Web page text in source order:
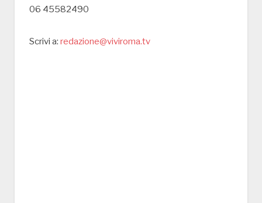
06 45582490
Scrivi a: redazione@viviroma.tv